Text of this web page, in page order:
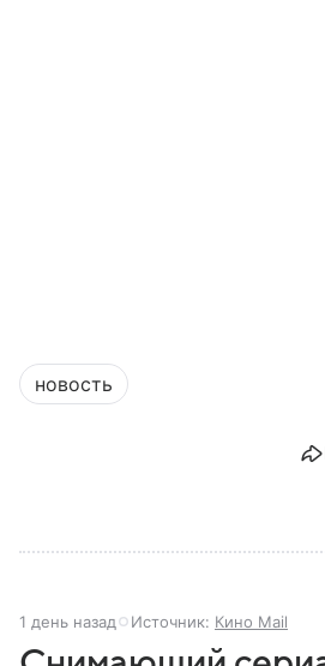
новость
1 день назад Источник: Кино Mail